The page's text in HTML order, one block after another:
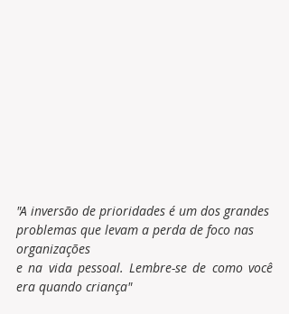
"A inversão de prioridades é um dos grandes
problemas que levam a perda de foco nas
organizações
e na vida pessoal. Lembre-se de como você
era quando criança"